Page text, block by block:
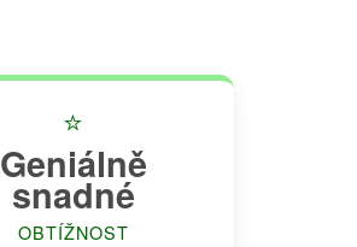
⭐
Geniálně
snadné
OBTÍŽNOST